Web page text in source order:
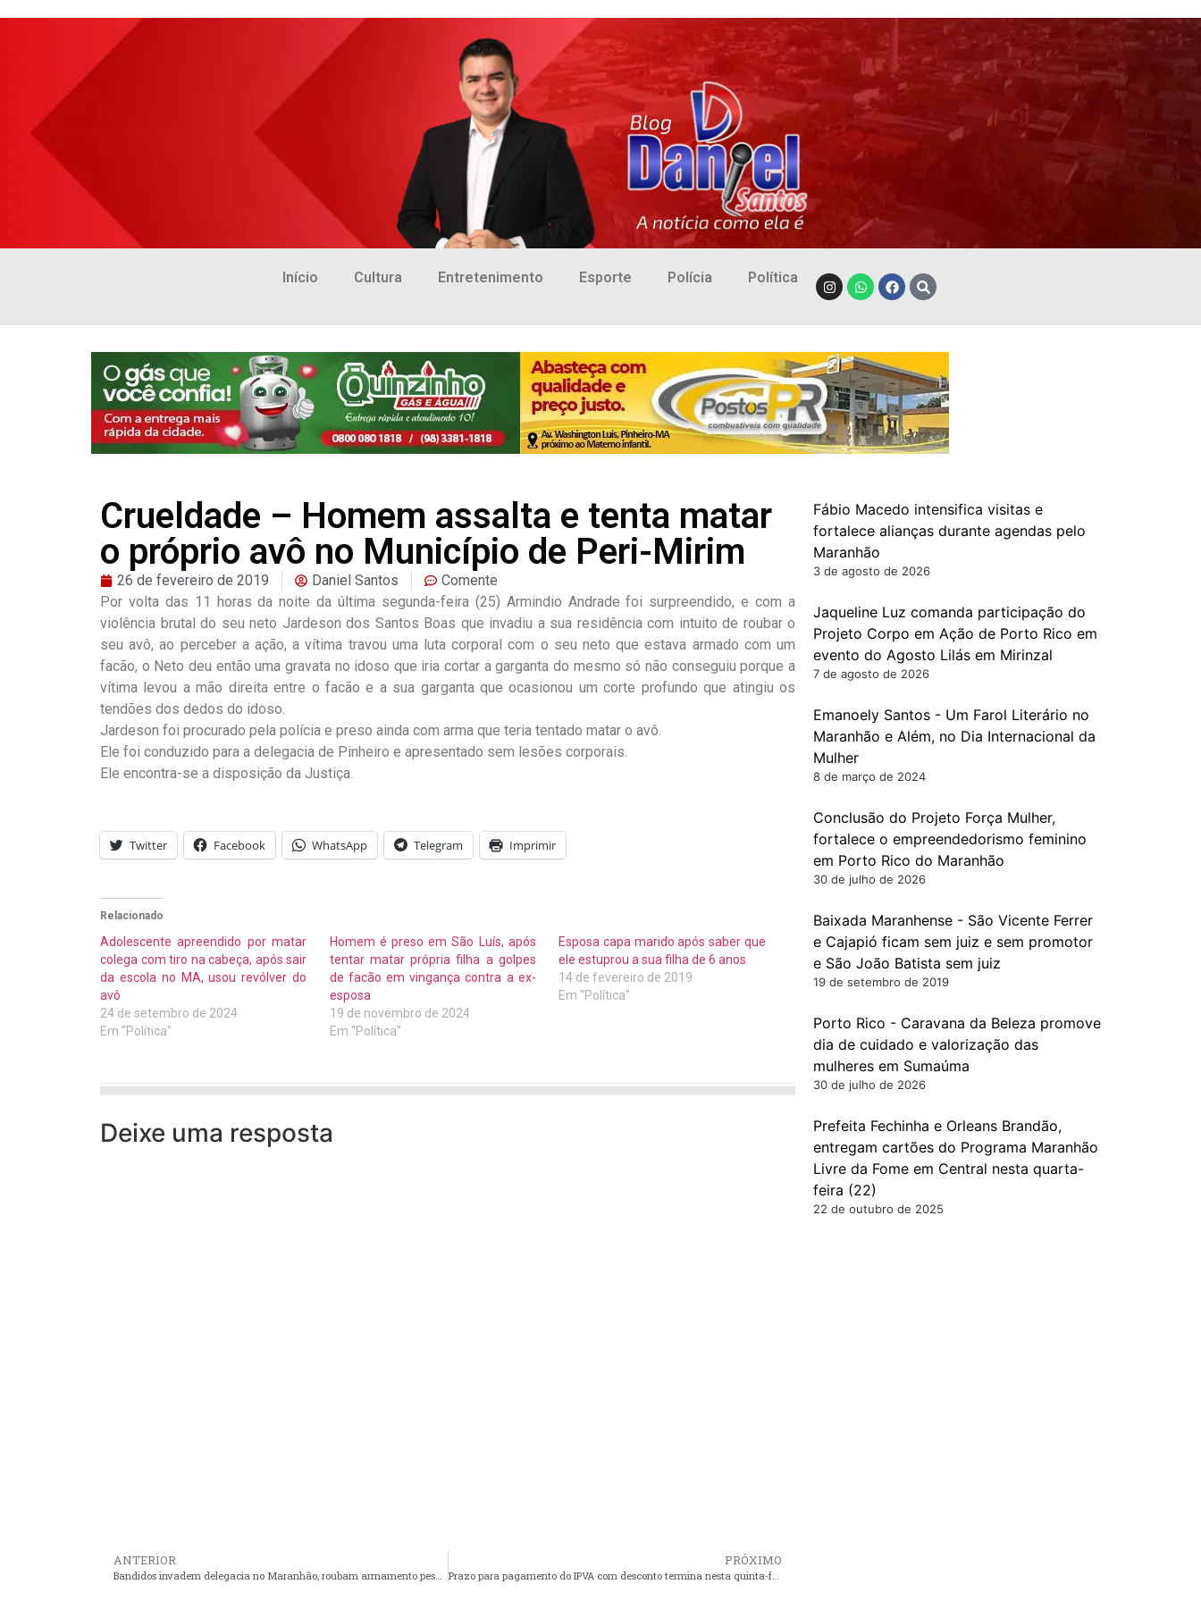
Início Cultura Entretenimento Esporte Polícia Política
Crueldade – Homem assalta e tenta matar
o próprio avô no Município de Peri-Mirim
26 de fevereiro de 2019 Daniel Santos
Comente
Por volta das 11 horas da noite da última segunda-feira (25) Armindio Andrade foi surpreendido, e com a
violência brutal do seu neto Jardeson dos Santos Boas que invadiu a sua residência com intuito de roubar o
seu avô, ao perceber a ação, a vítima travou uma luta corporal com o seu neto que estava armado com um
facão, o Neto deu então uma gravata no idoso que iria cortar a garganta do mesmo só não conseguiu porque a
vítima levou a mão direita entre o facão e a sua garganta que ocasionou um corte profundo que atingiu os
tendões dos dedos do idoso.
Jardeson foi procurado pela polícia e preso ainda com arma que teria tentado matar o avô.
Ele foi conduzido para a delegacia de Pinheiro e apresentado sem lesões corporais.
Ele encontra-se a disposição da Justiça.
Twitter Facebook WhatsApp Telegram Imprimir
Relacionado
Adolescente apreendido por matar
colega com tiro na cabeça, após sair
da escola no MA, usou revólver do
avô
24 de setembro de 2024
Em "Política"
Homem é preso em São Luís, após
tentar matar própria filha a golpes
de facão em vingança contra a ex-
esposa
19 de novembro de 2024
Em "Política"
Esposa capa marido após saber que
ele estuprou a sua filha de 6 anos
14 de fevereiro de 2019
Em "Política"
Deixe uma resposta
ANTERIOR PRÓXIMO
Prazo para pagamento do IPVA com desconto termina nesta quinta-feira (28)
Fábio Macedo intensifica visitas e
fortalece alianças durante agendas pelo
Maranhão
3 de agosto de 2026
Jaqueline Luz comanda participação do
Projeto Corpo em Ação de Porto Rico em
evento do Agosto Lilás em Mirinzal
7 de agosto de 2026
Emanoely Santos - Um Farol Literário no
Maranhão e Além, no Dia Internacional da
Mulher
8 de março de 2024
Conclusão do Projeto Força Mulher,
fortalece o empreendedorismo feminino
em Porto Rico do Maranhão
30 de julho de 2026
Baixada Maranhense - São Vicente Ferrer
e Cajapió ficam sem juiz e sem promotor
e São João Batista sem juiz
19 de setembro de 2019
Porto Rico - Caravana da Beleza promove
dia de cuidado e valorização das
mulheres em Sumaúma
30 de julho de 2026
Prefeita Fechinha e Orleans Brandão,
entregam cartões do Programa Maranhão
Livre da Fome em Central nesta quarta-
feira (22)
22 de outubro de 2025